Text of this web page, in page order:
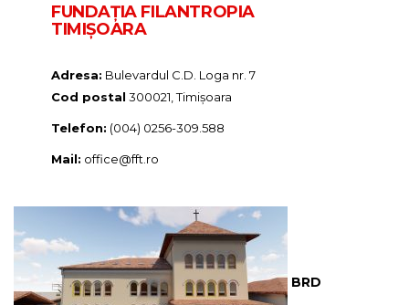
FUNDAŢIA FILANTROPIA
TIMIȘOARA
Adresa: Bulevardul C.D. Loga nr. 7
Cod postal 300021, Timișoara
Telefon: (004) 0256-309.588
Mail: office@fft.ro
BRD